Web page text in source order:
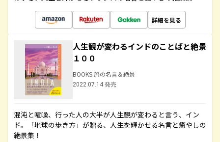
詳細を見る
人生観が変わるインドのことばと絶景
１００
BOOKS 旅の名言＆絶景
2022.07.14 発売
混沌と喧噪、行った人の大半が人生観が変わると言う、イン
ド。「地球の歩き方」が贈る、人生を輝かせる名言と癒やしの
絶景集！